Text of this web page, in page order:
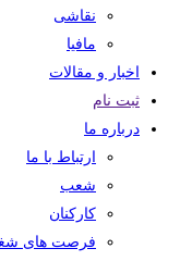
نقاشی
مافیا
اخبار و مقالات
ثبت نام
درباره ما
ارتباط با ما
شعب
کارکنان
فرصت های